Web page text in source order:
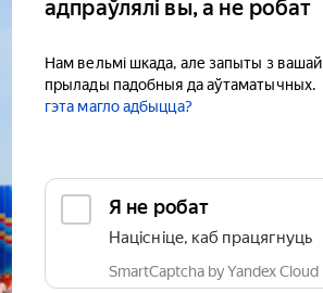
адпраўлялі вы, а не робат
Нам вельмі шкада, але запыты з вашай
прылады падобныя да аўтаматычных.
гэта магло адбыцца?
Я не робат
Націсніце, каб працягнуць
SmartCaptcha by Yandex Cloud